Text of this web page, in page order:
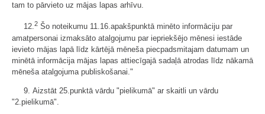
tam to pārvieto uz mājas lapas arhīvu.
12.2 Šo noteikumu 11.16.apakšpunktā minēto informāciju par
amatpersonai izmaksāto atalgojumu par iepriekšējo mēnesi iestāde
ievieto mājas lapā līdz kārtējā mēneša piecpadsmitajam datumam un
minētā informācija mājas lapas attiecīgajā sadaļā atrodas līdz nākamā
mēneša atalgojuma publiskošanai."
9. Aizstāt 25.punktā vārdu "pielikumā" ar skaitli un vārdu
"2.pielikumā".